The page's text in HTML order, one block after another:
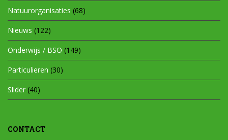
Natuurorganisaties (68)
Nieuws (122)
Onderwijs / BSO (149)
Particulieren (30)
Slider (40)
CONTACT